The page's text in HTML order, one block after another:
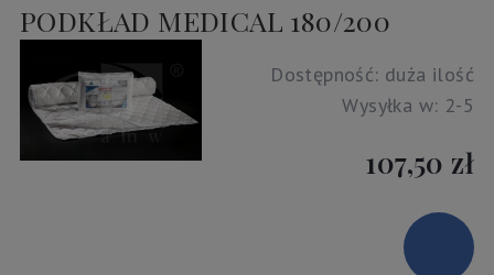
PODKŁAD MEDICAL 180/200
Dostępność: duża ilość
Wysyłka w: 2-5
107,50 zł